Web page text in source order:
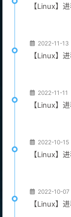
【Linux】
2022-11-13
【Linux】
2022-11-11
【Linux】
2022-10-15
【Linux】
2022-10-07
【Linux】